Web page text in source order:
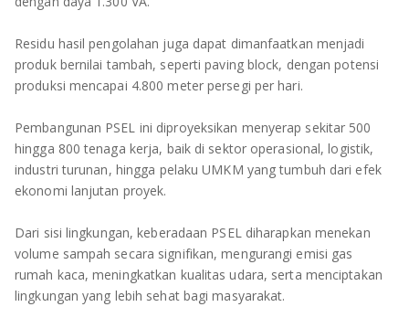
Residu hasil pengolahan juga dapat dimanfaatkan menjadi
produk bernilai tambah, seperti paving block, dengan potensi
produksi mencapai 4.800 meter persegi per hari.
Pembangunan PSEL ini diproyeksikan menyerap sekitar 500
hingga 800 tenaga kerja, baik di sektor operasional, logistik,
industri turunan, hingga pelaku UMKM yang tumbuh dari efek
ekonomi lanjutan proyek.
Dari sisi lingkungan, keberadaan PSEL diharapkan menekan
volume sampah secara signifikan, mengurangi emisi gas
rumah kaca, meningkatkan kualitas udara, serta menciptakan
lingkungan yang lebih sehat bagi masyarakat.